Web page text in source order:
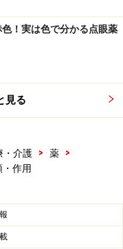
してアミカシン（ア
イシン（ゲンタシ
てミノサイクリン
ド）、ジスロマック
セチン、クロマイ）
報が入っているDNA
す。殺菌効果と血
！実は色で分かる点眼薬
見る
・介護 > 薬
>
作用